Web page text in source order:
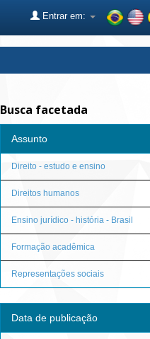
Entrar em:
Busca facetada
Assunto
Direito - estudo e ensino
Direitos humanos
Ensino jurídico - história - Brasil
Formação acadêmica
Representações sociais
Data de publicação